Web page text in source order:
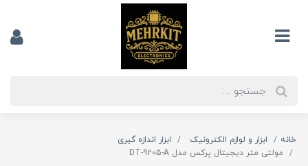
خانه ابزار و لوازم الکترونیک
ابزار اندازه گیری
مولتی متر دیجیتال پرکس مدل DT-9205-A